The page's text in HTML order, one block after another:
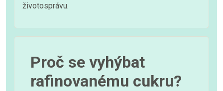
životosprávu.
Proč se vyhýbat
rafinovanému cukru?